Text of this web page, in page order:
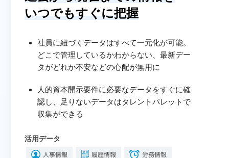
いつでもすぐに把握
社員に紐づくデータはすべて一元化が可能。
どこで管理しているかわからない、最新デー
タがどれか不安などの心配が無用に
人的資本開示要件に必要なデータをすぐに確
認し、足りないデータはタレントパレットで
収集ができる
活用データ